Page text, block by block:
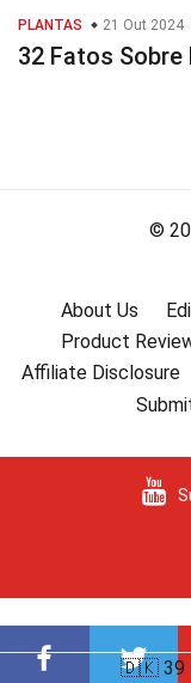
PLANTAS 21 Out 2024
32 Fatos Sobre
©
About Us
Product
Affiliate Disclosure
🇩🇰 39